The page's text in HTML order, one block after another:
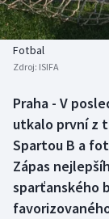
Basketbal
Biatlon
Box
Curling
Dostihy
Historické
Aplikace ČT
Fotbal
Zdroj: ISIFA
Praha - V
utkalo první z
Spartou B a
Zápas
sparťanského